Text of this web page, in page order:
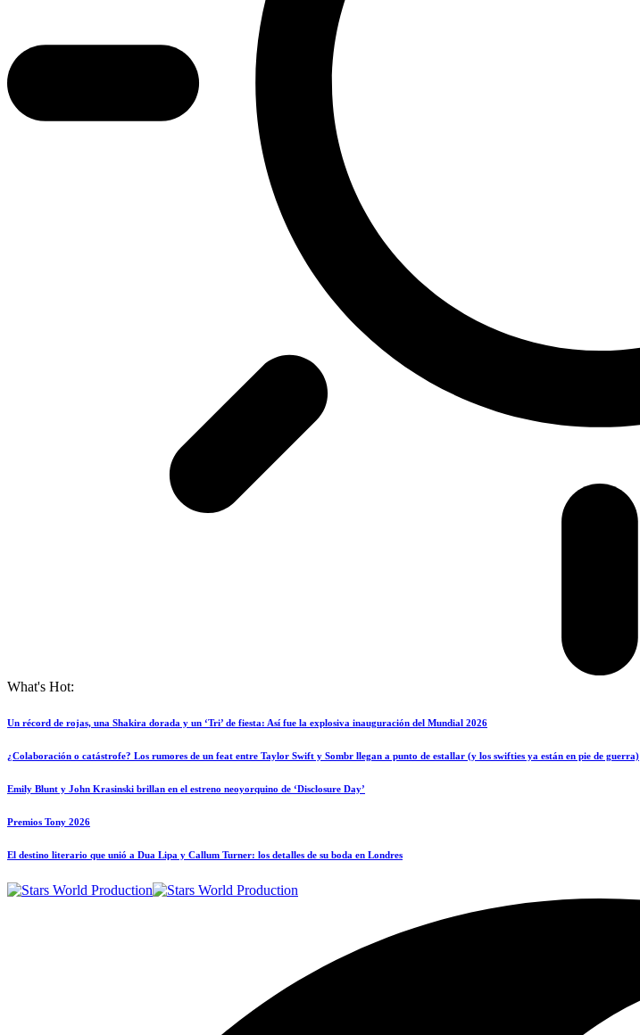
What's Hot:
Un récord de rojas, una Shakira dorada y un ‘Tri’ de fiesta: Así fue la explosiva inauguración del Mundial 2026
¿Colaboración o catástrofe? Los rumores de un feat entre Taylor Swift y Sombr llegan a punto de estallar (y los swifties ya están en pie de guerra)
Emily Blunt y John Krasinski brillan en el estreno neoyorquino de ‘Disclosure Day’
Premios Tony 2026
El destino literario que unió a Dua Lipa y Callum Turner: los detalles de su boda en Londres